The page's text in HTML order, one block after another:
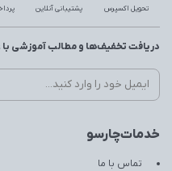
تحویل اکسپرس پشتیبانی آنلاین
خدمات‌چارسو
تماس با ما
دریافت تخفیف‌ها و مطالب آموزشی